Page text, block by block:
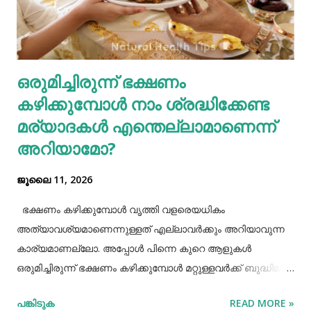
ഗ്യാസ്ട്രബിലിനെ നമുക്ക് ഇല്ലാതാക്കാം.ഫാസ്റ്റ് ഫുഡ്, ജങ്ക്
ഫുഡ് ഭക്ഷണങ്ങൾ, സ്നാക്സുകൾ തുടങ്ങിയവയെല്ലാം
ശരീരത്തിന് വലിയ ബുദ്ധിമുട്ടുകളാണ് ഉണ്ടാക്കുക.
പുകവലിയും മദ്യപാനവും ശരീരത്തിന് മാരകരോഗങ്ങൾ മാ...
ഒരുമിച്ചിരുന്ന് ഭക്ഷണം
കഴിക്കുമ്പോൾ നാം ശ്രദ്ധിക്കേണ്ട
മര്യാദകൾ എന്തെല്ലാമാണെന്ന്
അറിയാമോ?
ജൂലൈ 11, 2026
ഭക്ഷണം കഴിക്കുമ്പോൾ വൃത്തി വളരെയധികം
അത്യാവശ്യമാണെന്നുള്ളത് എല്ലാവർക്കും അറിയാവുന്ന
കാര്യമാണല്ലോ. അപ്പോൾ പിന്നെ കുറെ ആളുകൾ
ഒരുമിച്ചിരുന്ന് ഭക്ഷണം കഴിക്കുമ്പോൾ മറ്റുള്ളവർക്ക് ബുദ്ധിമുട്ട്
ശ്രദ്ധിക്കേണ്ട ചില കാര്യങ്ങളുണ്ട്. ആദ്യമായി നമ്മൾ
പങ്കിടുക READ MORE »